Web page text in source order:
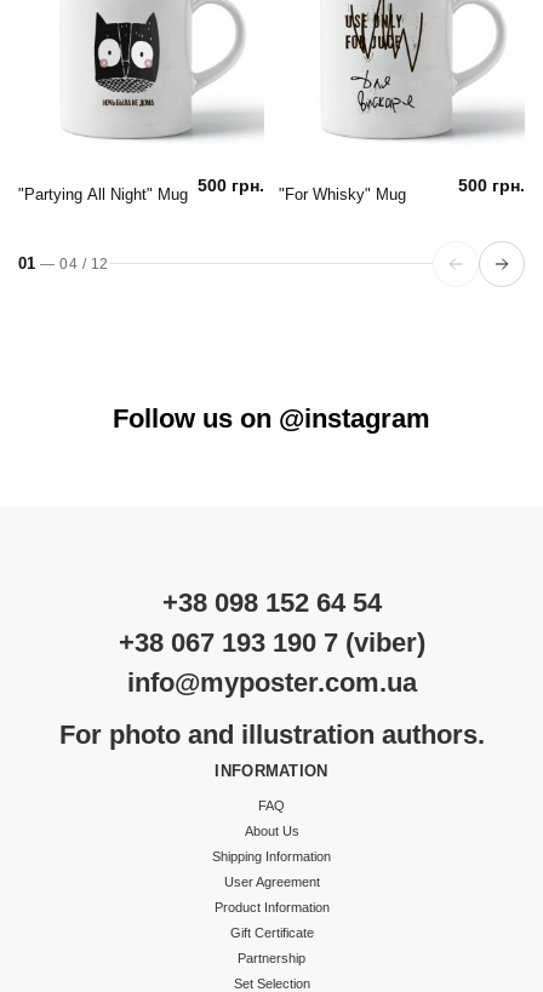
"Partying All Night" Mug 500 грн. "For Whisky" Mug 500 грн.
01 —04 / 12
Follow us on @instagram
+38 098 152 64 54
+38 067 193 190 7 (viber)
info@myposter.com.ua
For photo and illustration authors.
INFORMATION
FAQ
About Us
Shipping Information
User Agreement
Product Information
Gift Certificate
Partnership
Set Selection